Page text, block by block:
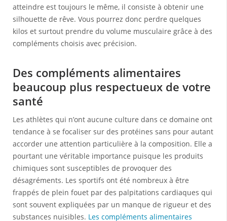
atteindre est toujours le même, il consiste à obtenir une
silhouette de rêve. Vous pourrez donc perdre quelques
kilos et surtout prendre du volume musculaire grâce à des
compléments choisis avec précision.
Des compléments alimentaires
beaucoup plus respectueux de votre
santé
Les athlètes qui n’ont aucune culture dans ce domaine ont
tendance à se focaliser sur des protéines sans pour autant
accorder une attention particulière à la composition. Elle a
pourtant une véritable importance puisque les produits
chimiques sont susceptibles de provoquer des
désagréments. Les sportifs ont été nombreux à être
frappés de plein fouet par des palpitations cardiaques qui
sont souvent expliquées par un manque de rigueur et des
substances nuisibles. Les compléments alimentaires